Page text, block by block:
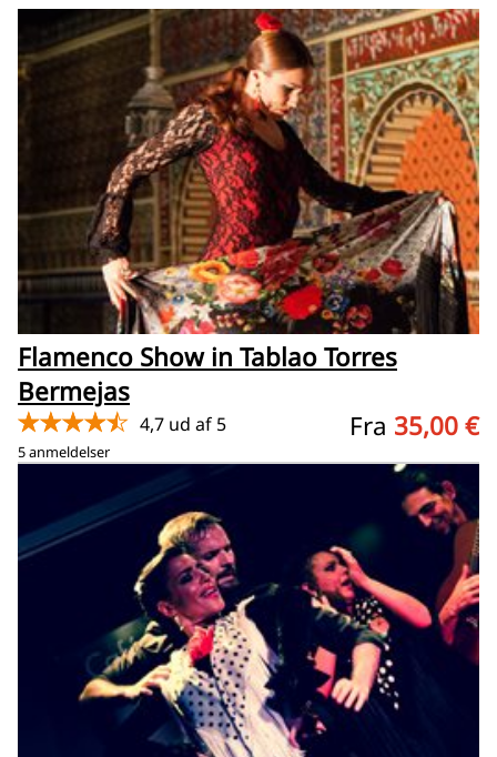
Flamenco Show in Tablao Torres
Bermejas
★★★★★ 4,7 ud af 5
5 anmeldelser
Fra 35,00 €